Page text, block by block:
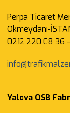
Perpa Ticaret
Okmeydanı-
0212 220 08 36
Yalova OSB